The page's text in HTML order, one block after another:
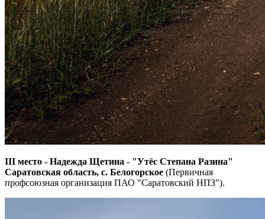
III место - Надежда Щетина - "Утёс Степана Разина"
Саратовская область, с. Белогорское (Первичная
профсоюзная организация ПАО "Саратовский НПЗ").